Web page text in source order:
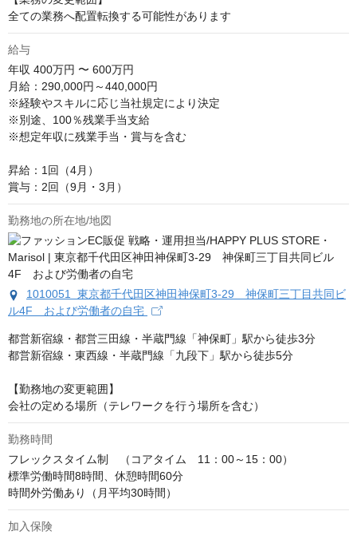
全ての業務へ配置転換する可能性があります
給与
年収 400万円 〜 600万円
月給：290,000円～440,000円
※経験やスキルに応じ当社規定により決定
※別途、100％残業手当支給
※想定年収に残業手当・賞与を含む
昇給：1回（4月）
賞与：2回（9月・3月）
勤務地の所在地/地図
1010051 東京都千代田区神田神保町3-29 神保町三丁目共同ビ
ル4F および労働者の自宅
都営新宿線・都営三田線・半蔵門線「神保町」駅から徒歩3分
都営新宿線・東西線・半蔵門線「九段下」駅から徒歩5分
【勤務地の変更範囲】
会社の定める場所（テレワークを行う場所を含む）
勤務時間
フレックスタイム制　（コアタイム　11：00～15：00）
標準労働時間8時間、休憩時間60分
時間外労働あり（月平均30時間）
加入保険